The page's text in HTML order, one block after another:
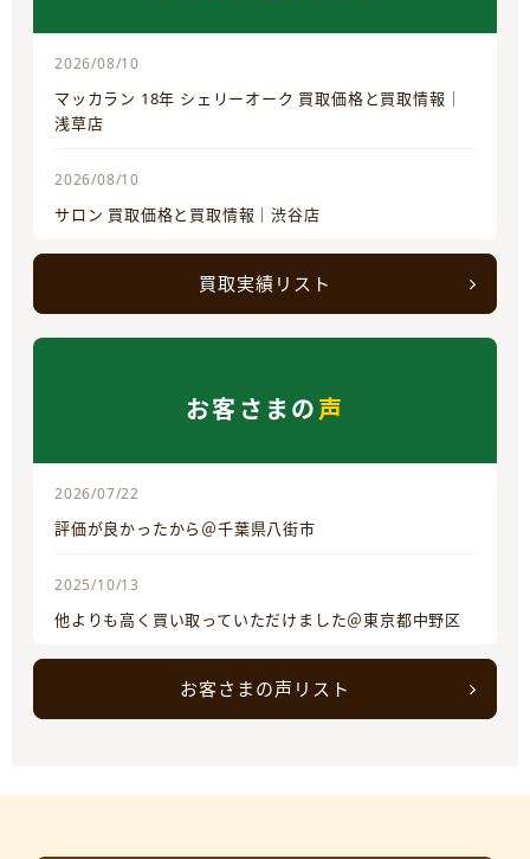
2026/08/10
マッカラン 18年 シェリーオーク 買取価格と買取情報｜
浅草店
2026/08/10
サロン 買取価格と買取情報｜渋谷店
買取実績リスト
お客さまの声
2026/07/22
評価が良かったから＠千葉県八街市
2025/10/13
他よりも高く買い取っていただけました＠東京都中野区
お客さまの声リスト